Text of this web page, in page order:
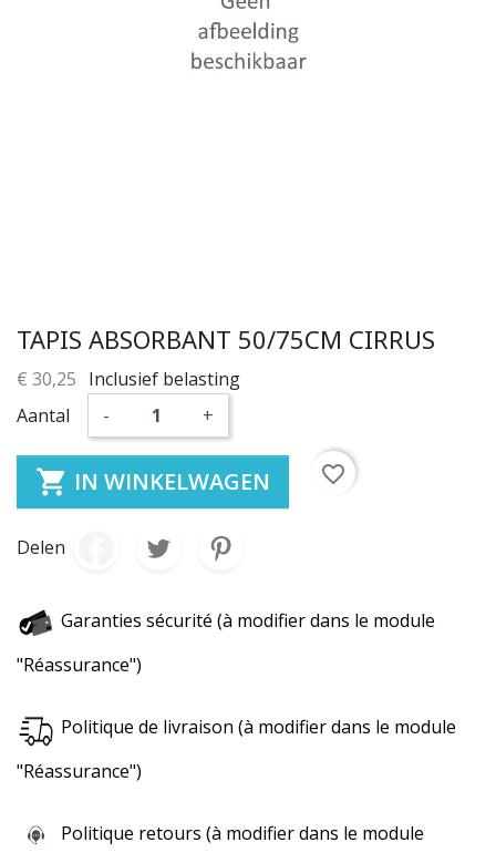
TAPIS ABSORBANT 50/75CM CIRRUS
€ 30,25 Inclusief belasting
Aantal
- +
 IN WINKELWAGEN favorite_border
Delen
Garanties sécurité (à modifier dans le module
"Réassurance")
Politique de livraison (à modifier dans le module
"Réassurance")
Politique retours (à modifier dans le module